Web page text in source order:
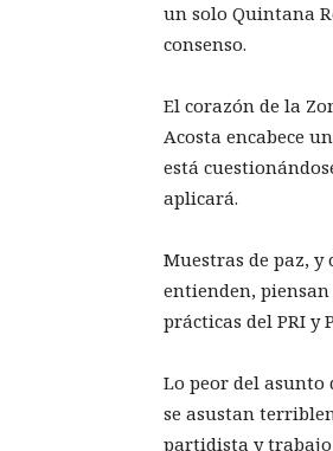
un solo Quintana
consenso.
El corazón de la
Acosta encabece
está
aplicará.
Muestras de paz,
entienden,
prácticas del PRI y
Lo peor del asunto
se asustan
partidista y trabajo